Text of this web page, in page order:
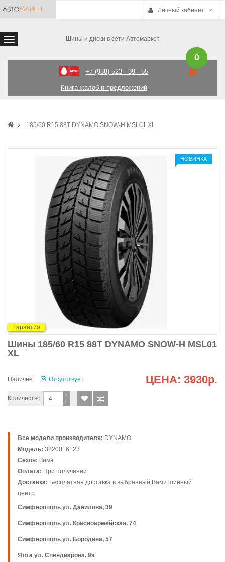
Личный кабинет
Шины и диски в сети Автомаркет
+7 (988) 523 - 39 - 55
Книга жалоб и предложений
0
185/60 R15 88T DYNAMO SNOW-H MSL01 XL
Гарантия
НОВИНКА
Шины 185/60 R15 88T DYNAMO SNOW-H MSL01
XL
Наличие: Отсутствует ЦЕНА: 3930р.
Количество −
+
Все модели производителя: DYNAMO
Модель: 3220016123
Сезон: Зима
Оплата: При получении
Доставка: Бесплатная доставка в выбранный Вами шинный
центр:
Симферополь ул. Данилова, 39
Симферополь ул. Красноармейская, 74
Симферополь ул. Бородина, 57
Ялта ул. Спендиарова, 9а